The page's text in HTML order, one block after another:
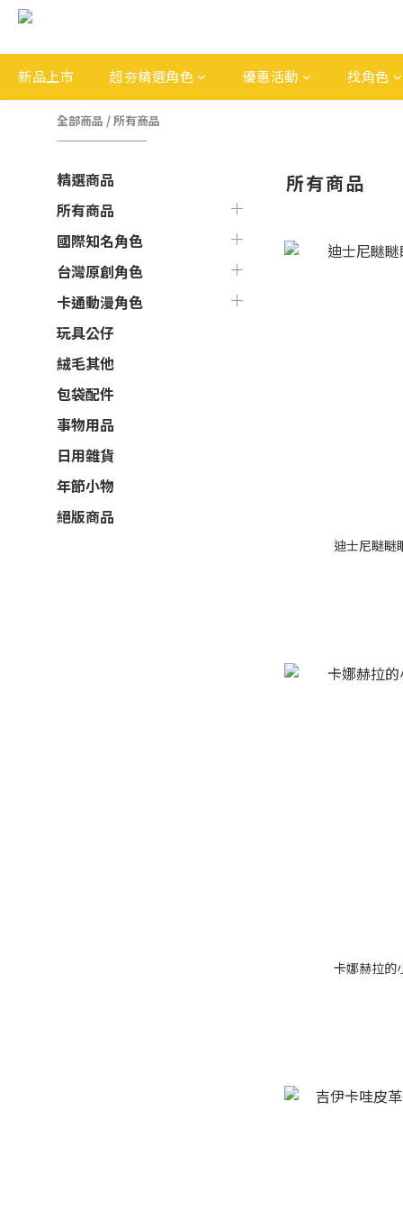
新品上市 超夯精選角色 優惠活動 找角色
全部商品 /所有商品
精選商品
所有商品
國際知名角色
台灣原創角色
卡通動漫角色
玩具公仔
絨毛其他
包袋配件
事物用品
日用雜貨
年節小物
絕版商品
所有商品
迪士尼瞇瞇
卡娜赫拉的